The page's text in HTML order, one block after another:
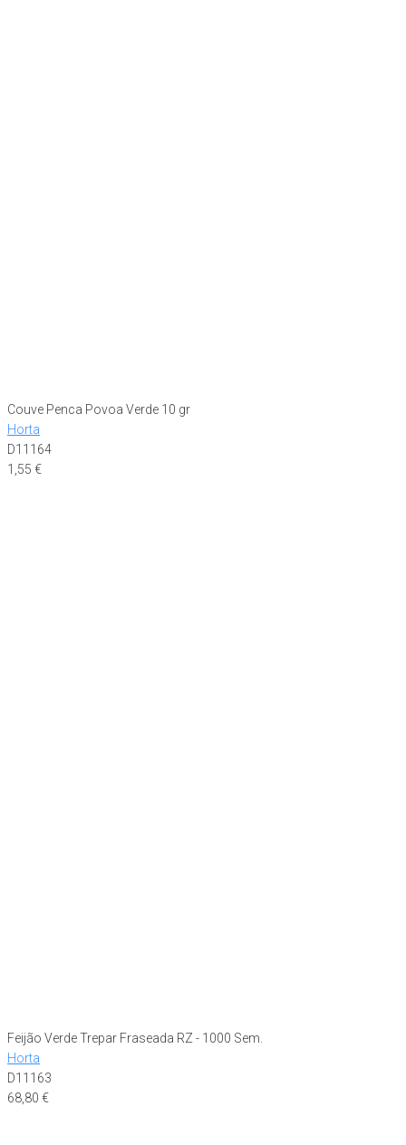
Couve Penca Povoa Verde 10 gr
Horta
D11164
1,55 €
Feijão Verde Trepar Fraseada RZ - 1000 Sem.
Horta
D11163
68,80 €